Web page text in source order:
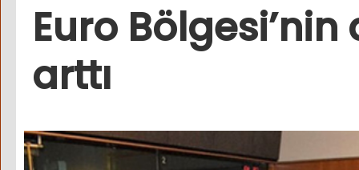
Euro
arttı